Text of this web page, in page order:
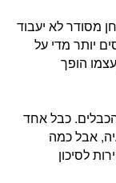
מסודר לא יעבוד
יותר מדי על
הופך
כבל אחד
אבל כמה
לסיכון